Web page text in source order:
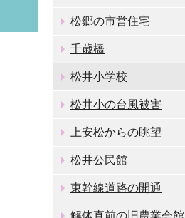
松郷の市営住宅
千歳橋
松井小学校
松井小の台風被害
上安松からの眺望
松井公民館
東幹線道路の開通
解体直前の旧農業会館